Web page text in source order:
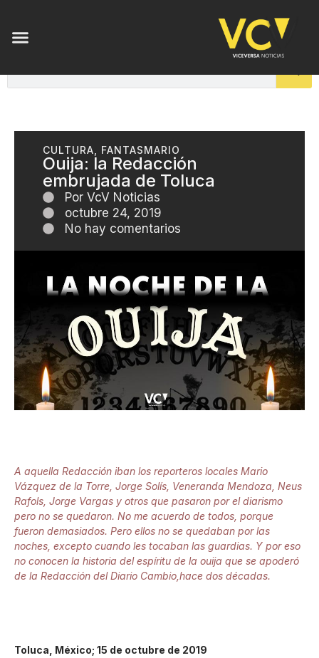
CULTURA FANTASMARIO
Ouija: la Redacción
embrujada de Toluca
Por VcV Noticias
octubre 24, 2019
No hay comentarios
A aquella Redacción iban los reporteros locales Mario
Vázquez de la Torre, Jorge Solís, Veneranda Mendoza, Neus
Rafols, Jorge Vargas y otros que pasaron por el diarismo
pero no se quedaron. No me acuerdo de todos, porque
fueron demasiados. Pero ellos no se quedaban por las
noches, excepto cuando les tocaban las guardias. Y por eso
no conocen la historia del espíritu de la ouija que se apoderó
de la Redacción del Diario Cambio,hace dos décadas.
Toluca, México; 15 de octubre de 2019